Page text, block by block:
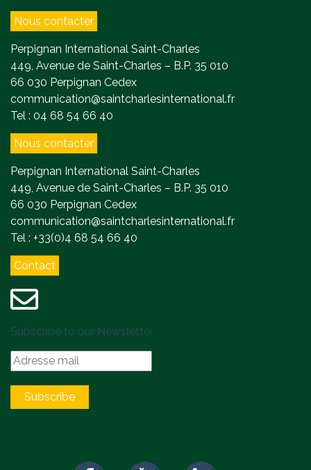
Nous contacter
Perpignan International Saint-Charles
449, Avenue de Saint-Charles – B.P. 35 010
66 030 Perpignan Cedex
communication@saintcharlesinternational.fr
Tel : 04 68 54 66 40
Nous contacter
Perpignan International Saint-Charles
449, Avenue de Saint-Charles – B.P. 35 010
66 030 Perpignan Cedex
communication@saintcharlesinternational.fr
Tel : +33(0)4 68 54 66 40
Contact
Subscribe to our Newsletter
Subscribe